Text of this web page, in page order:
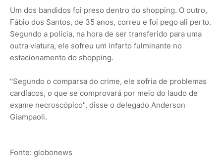
Um dos bandidos foi preso dentro do shopping. O outro,
Fábio dos Santos, de 35 anos, correu e foi pego ali perto.
Segundo a polícia, na hora de ser transferido para uma
outra viatura, ele sofreu um infarto fulminante no
estacionamento do shopping.
"Segundo o comparsa do crime, ele sofria de problemas
cardíacos, o que se comprovará por meio do laudo de
exame necroscópico", disse o delegado Anderson
Giampaoli.
Fonte: globonews